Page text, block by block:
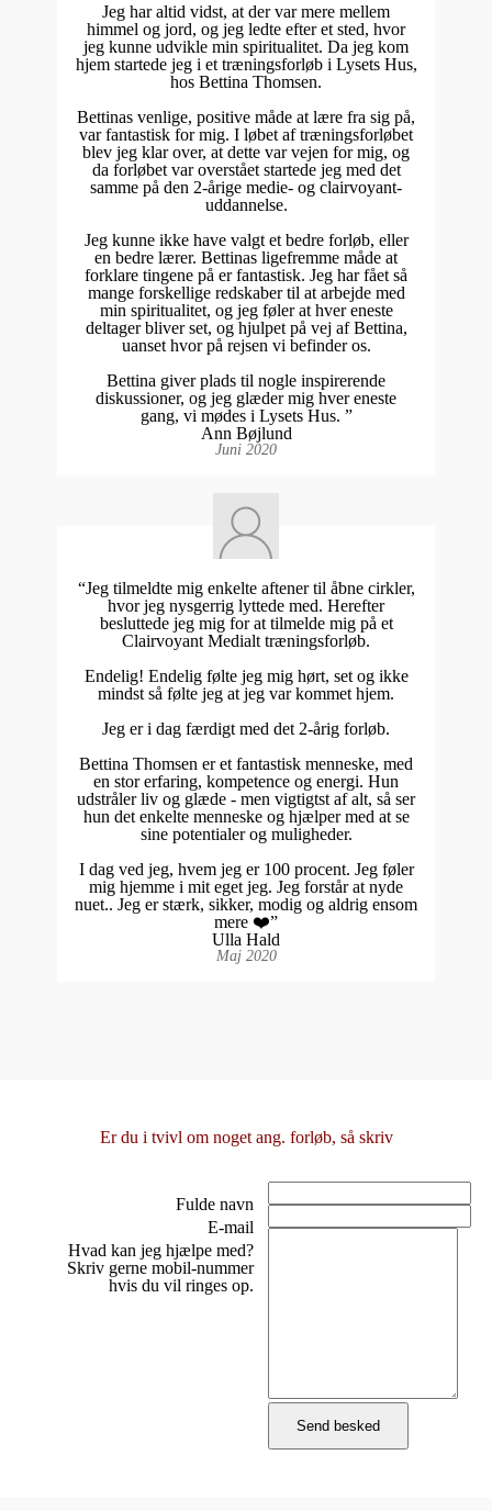
Jeg har altid vidst, at der var mere mellem
himmel og jord, og jeg ledte efter et sted, hvor
jeg kunne udvikle min spiritualitet. Da jeg kom
hjem startede jeg i et træningsforløb i Lysets Hus,
hos Bettina Thomsen.
Bettinas venlige, positive måde at lære fra sig på,
var fantastisk for mig. I løbet af træningsforløbet
blev jeg klar over, at dette var vejen for mig, og
da forløbet var overstået startede jeg med det
samme på den 2-årige medie- og clairvoyant-
uddannelse.
Jeg kunne ikke have valgt et bedre forløb, eller
en bedre lærer. Bettinas ligefremme måde at
forklare tingene på er fantastisk. Jeg har fået så
mange forskellige redskaber til at arbejde med
min spiritualitet, og jeg føler at hver eneste
deltager bliver set, og hjulpet på vej af Bettina,
uanset hvor på rejsen vi befinder os.
Bettina giver plads til nogle inspirerende
diskussioner, og jeg glæder mig hver eneste
gang, vi mødes i Lysets Hus. ”
Ann Bøjlund
Juni 2020
“Jeg tilmeldte mig enkelte aftener til åbne cirkler,
hvor jeg nysgerrig lyttede med. Herefter
besluttede jeg mig for at tilmelde mig på et
Clairvoyant Medialt træningsforløb.
Endelig! Endelig følte jeg mig hørt, set og ikke
mindst så følte jeg at jeg var kommet hjem.
Jeg er i dag færdigt med det 2-årig forløb.
Bettina Thomsen er et fantastisk menneske, med
en stor erfaring, kompetence og energi. Hun
udstråler liv og glæde - men vigtigtst af alt, så ser
hun det enkelte menneske og hjælper med at se
sine potentialer og muligheder.
I dag ved jeg, hvem jeg er 100 procent. Jeg føler
mig hjemme i mit eget jeg. Jeg forstår at nyde
nuet.. Jeg er stærk, sikker, modig og aldrig ensom
mere ❤️”
Ulla Hald
Maj 2020
Er du i tvivl om noget ang. forløb, så skriv
Fulde navn
E-mail
Hvad kan jeg hjælpe med?
Skriv gerne mobil-nummer
hvis du vil ringes op.